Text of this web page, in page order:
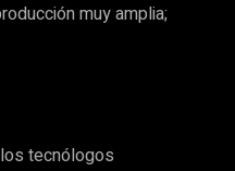
muy amplia;
tecnólogos